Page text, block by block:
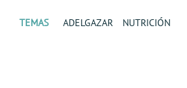
TEMAS ADELGAZAR NUTRICIÓN